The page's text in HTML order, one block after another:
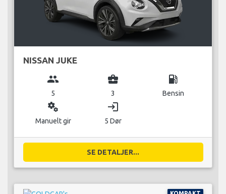
NISSAN JUKE
group
5
business_center
3
local_gas_station
Bensin
miscellaneous_services
Manuelt gir
login
5 Dør
SE DETALJER...